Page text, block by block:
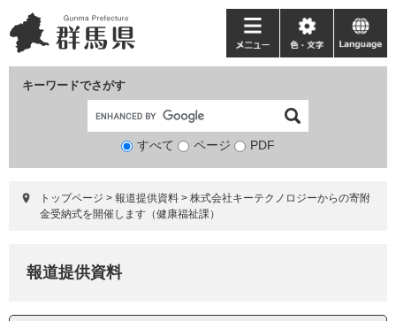
ー
ジ
ニ
ュ
て
キーワードでさがす
検
象
すべて ページ PDF
メ
ニ
ー
色・
文
language
トップページ > 報道提供資料 > 株式会社キーテクノロジーからの寄附
金受納式を開催します（健康福祉課）
報道提供資料